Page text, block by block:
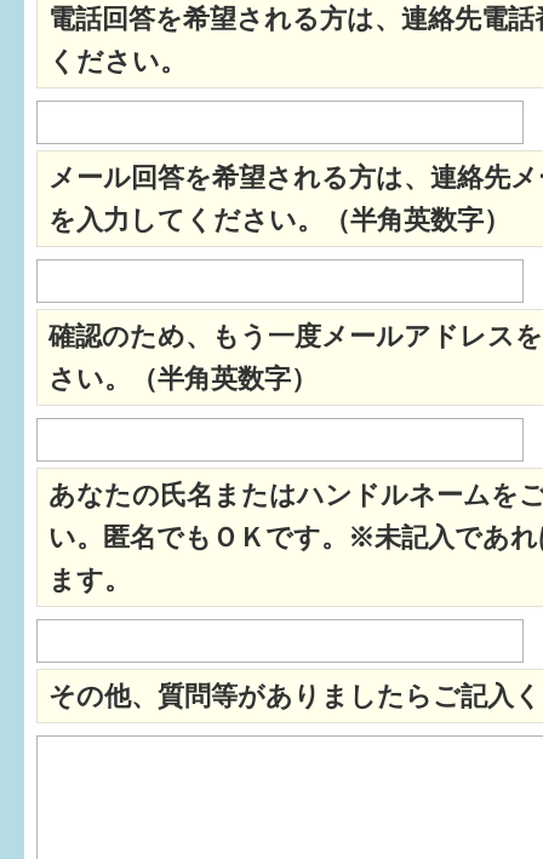
電話回答を希望される方は、連絡先電
ください。
メール回答を希望される方は、連絡先
を入力してください。（半角英数字）
確認のため、もう一度メールアドレス
さい。（半角英数字）
あなたの氏名またはハンドルネームを
い。匿名でもＯＫです。※未記入であ
ます。
その他、質問等がありましたらご記入
福井市図書館オススメの本
お出かけ情報
パパもママも子育て
ワンポイント英会話
ソーシャルメディア
すまいるサポート行事案内